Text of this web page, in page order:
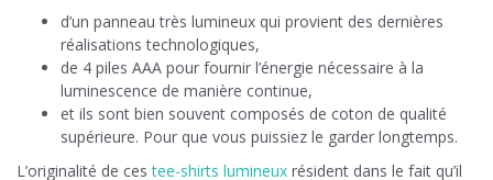
d’un panneau très lumineux qui provient des dernières
réalisations technologiques,
de 4 piles AAA pour fournir l’énergie nécessaire à la
luminescence de manière continue,
et ils sont bien souvent composés de coton de qualité
supérieure. Pour que vous puissiez le garder longtemps.
L’originalité de cestee-shirts lumineux résident dans le fait qu’il